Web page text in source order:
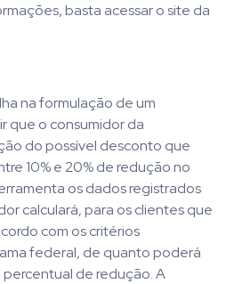
basta acessar o site da
na formulação de um
que o consumidor da
do possível desconto que
10% e 20% de redução no
os dados registrados
calculará, para os clientes que
com os critérios
federal, de quanto poderá
de redução. A